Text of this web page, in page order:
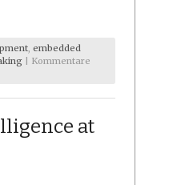
, embedded
Kommentare
at